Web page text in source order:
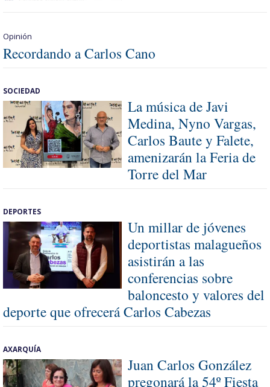
Opinión
Recordando a Carlos Cano
SOCIEDAD
La música de Javi
Medina, Nyno Vargas,
Carlos Baute y Falete,
amenizarán la Feria de
Torre del Mar
DEPORTES
Un millar de jóvenes
deportistas malagueños
asistirán a las
conferencias sobre
baloncesto y valores del
deporte que ofrecerá Carlos Cabezas
AXARQUÍA
Juan Carlos González
pregonará la 54º Fiesta